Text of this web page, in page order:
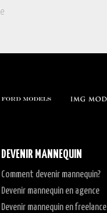
DEVENIR MANNEQUIN
Comment devenir mannequin?
Devenir mannequin en agence
Devenir mannequin en freelance